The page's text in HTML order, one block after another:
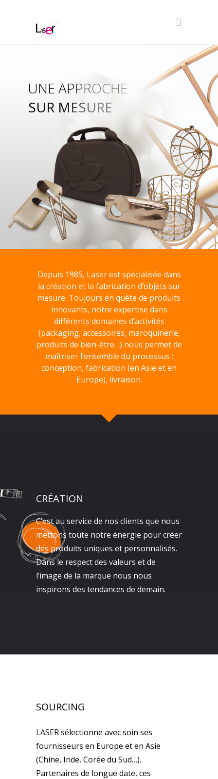
SUR MESURE
UNE APPROCHE
Depuis 1985, Laser est spécialisée dans
la création et la fabrication d’objets sur
mesure. Toujours en quête de produits
innovants, notre expertise dans
différents domaines d’activités
(packaging, accessoires, maroquinerie,
produits de bien-être…) nous permet de
maîtriser l’ensemble du processus :
conception, fabrication (en Asie et en
Europe), livraison.
CRÉATION
C’est au service de nos clients que nous
mettons toute notre énergie pour créer
des produits uniques et personnalisés.
Dans le respect des valeurs et de
l’image de la marque nous nous
inspirons des tendances de demain.
SOURCING
LASER sélectionne avec soin ses
fournisseurs en Europe et en Asie
(Chine, Inde, Corée du Sud…).
Partenaires de longue date, ces